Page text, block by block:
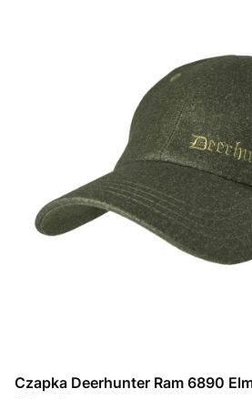
Czapka Deerhunter Ram 6890